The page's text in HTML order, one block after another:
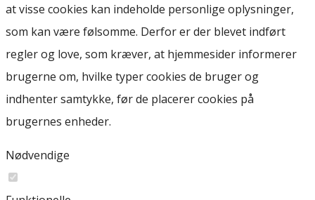
at visse cookies kan indeholde personlige oplysninger,
som kan være følsomme. Derfor er der blevet indført
regler og love, som kræver, at hjemmesider informerer
brugerne om, hvilke typer cookies de bruger og
indhenter samtykke, før de placerer cookies på
brugernes enheder.
Nødvendige